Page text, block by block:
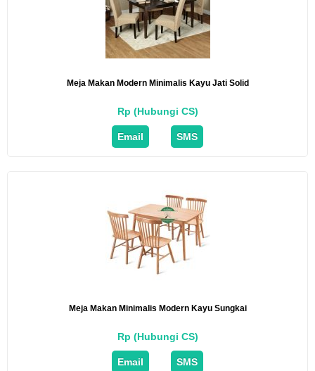
Meja Makan Modern Minimalis Kayu Jati Solid
Rp (Hubungi CS)
Email SMS
Meja Makan Minimalis Modern Kayu Sungkai
Rp (Hubungi CS)
Email SMS